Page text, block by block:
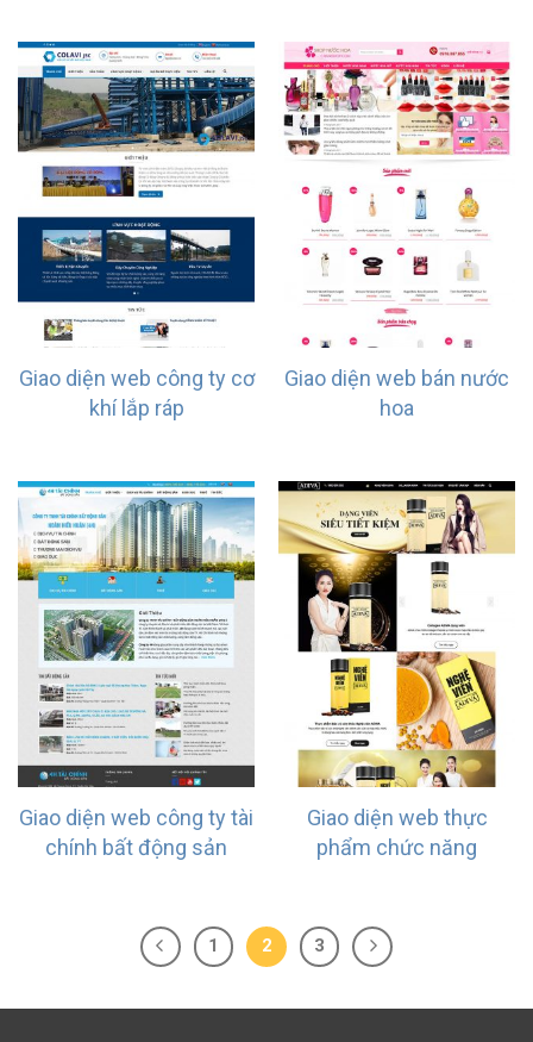
Giao diện web công ty cơ
khí lắp ráp
Giao diện web bán nước
hoa
Giao diện web công ty tài
chính bất động sản
Giao diện web thực
phẩm chức năng
1 2 3